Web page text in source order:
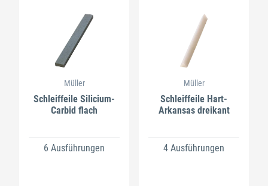
Müller
Schleiffeile Silicium-
Carbid flach
6 Ausführungen
Müller
Schleiffeile Hart-
Arkansas dreikant
4 Ausführungen